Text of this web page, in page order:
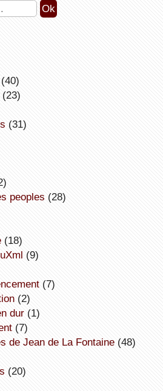
(31)
peoples (28)
(18)
(9)
(7)
(2)
dur(1)
(7)
de Jean de La Fontaine(48)
(20)